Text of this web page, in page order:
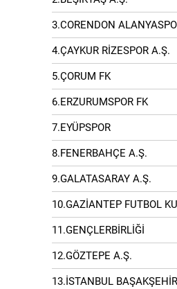
3.CORENDON
4.ÇAYKUR RİZESPOR A.Ş.
5.ÇORUM FK
6.ERZURUMSPOR FK
7.EYÜPSPOR
8.FENERBAHÇE A.Ş.
9.GALATASARAY A.Ş.
10.GAZİANTEP FUTBOL
11.GENÇLERBİRLİĞİ
12.GÖZTEPE A.Ş.
13.İSTANBUL